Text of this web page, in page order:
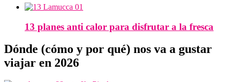
13 planes anti calor para disfrutar a la fresca
Dónde (cómo y por qué) nos va a gustar
viajar en 2026